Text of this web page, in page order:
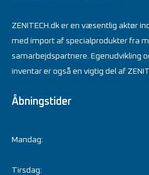
ZENITECH.dk er en væsentlig aktør
med import af specialprodukter fra
samarbejdspartnere. Egenudvikling
inventar er også en vigtig del af
Åbningstider
Mandag:
Tirsdag: